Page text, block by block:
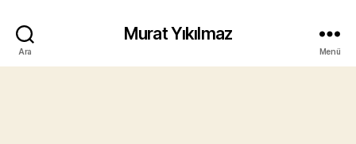
Ara
Murat Yıkılmaz
Menü